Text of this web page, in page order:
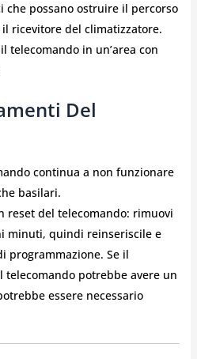
possano ostruire il percorso
ricevitore del climatizzatore.
telecomando in un’area con
Del
continua a non funzionare
basilari.
reset del telecomando: rimuovi
minuti, quindi reinseriscile e
programmazione. Se il
telecomando potrebbe avere un
essere necessario